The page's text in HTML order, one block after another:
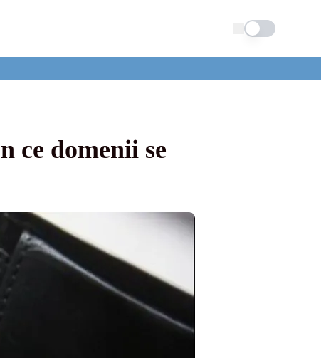
Schimba tema
ce domenii se